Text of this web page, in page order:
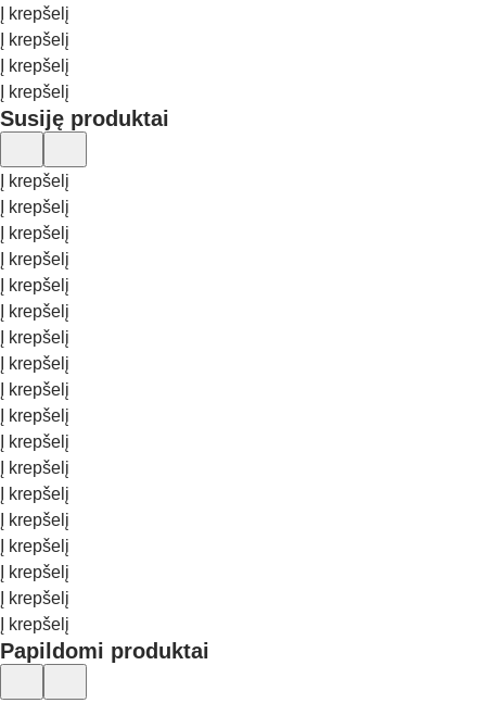
Į krepšelį
Į krepšelį
Į krepšelį
Į krepšelį
Susiję produktai
Į krepšelį
Į krepšelį
Į krepšelį
Į krepšelį
Į krepšelį
Į krepšelį
Į krepšelį
Į krepšelį
Į krepšelį
Į krepšelį
Į krepšelį
Į krepšelį
Į krepšelį
Į krepšelį
Į krepšelį
Į krepšelį
Į krepšelį
Į krepšelį
Papildomi produktai